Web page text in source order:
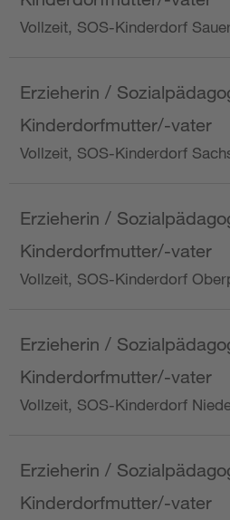
Vollzeit, SOS-Kinderdorf
Erzieherin /
Kinderdorfmutter/-vater
Vollzeit, SOS-Kinderdorf
Erzieherin /
Kinderdorfmutter/-vater
Vollzeit, SOS-Kinderdorf
Erzieherin /
Kinderdorfmutter/-vater
Vollzeit, SOS-Kinderdorf
Erzieherin /
Kinderdorfmutter/-vater